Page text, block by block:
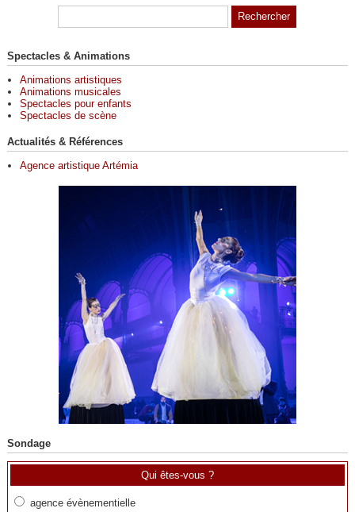
Spectacles & Animations
Animations artistiques
Animations musicales
Spectacles pour enfants
Spectacles de scène
Actualités & Références
Agence artistique Artémia
Sondage
Qui êtes-vous ?
agence évènementielle